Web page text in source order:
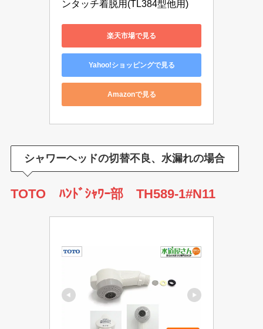
ンタッチ着脱用(TL384型他用)
楽天市場で見る
Yahoo!ショッピングで見る
Amazonで見る
シャワーヘッドの切替不良、水漏れの場合
TOTO ﾊﾝﾄﾞｼｬﾜｰ部 TH589-1#N11